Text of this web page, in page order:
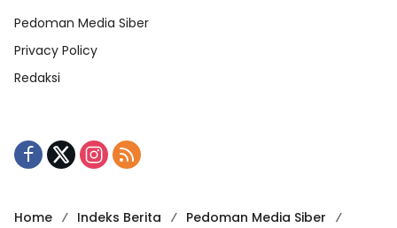
Pedoman Media Siber
Privacy Policy
Redaksi
Home Indeks Berita Pedoman Media Siber